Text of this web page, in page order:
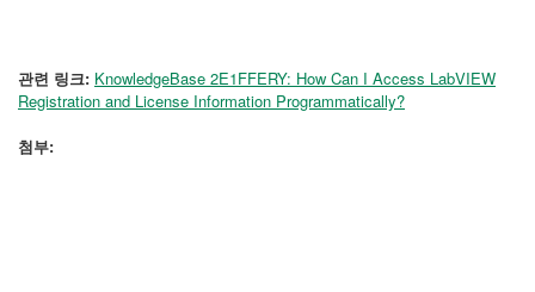
관련 링크: KnowledgeBase 2E1FFERY: How Can I Access LabVIEW
Registration and License Information Programmatically?
첨부: